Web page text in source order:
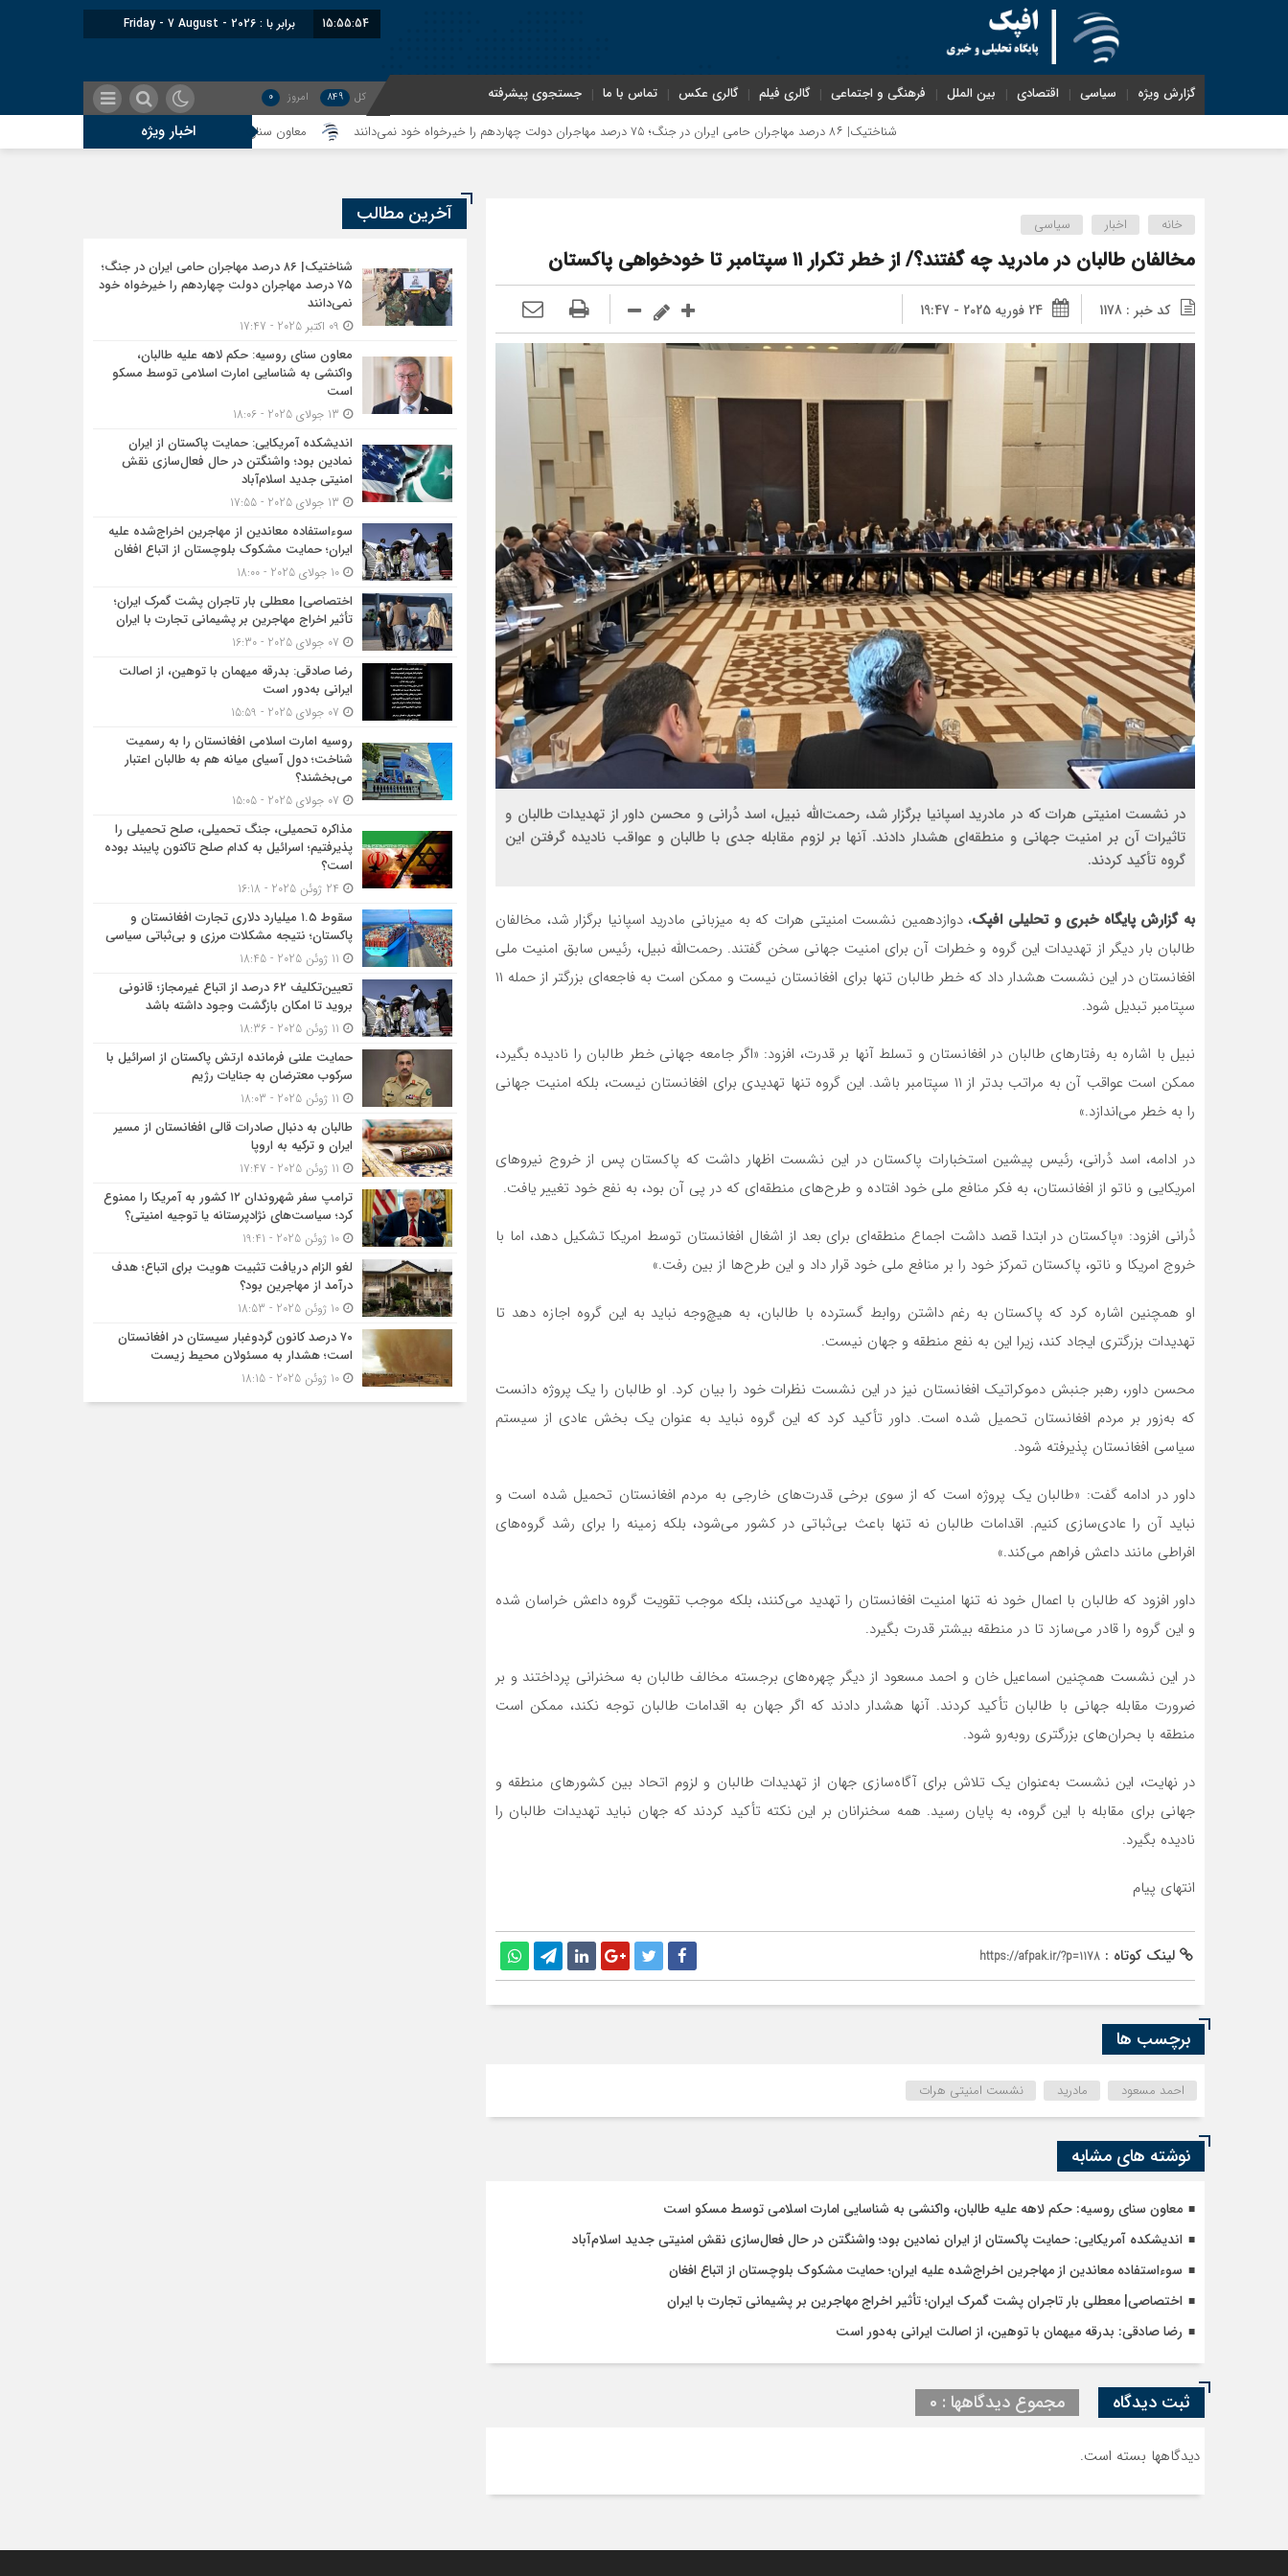
15:55:55 برابر با : Friday - 7 August - 2026
گزارش ویژه سیاسی اقتصادی بین الملل فرهنگی و اجتماعی گالری فیلم گالری عکس تماس با ما جستجوی پیشرفته کل 849 امروز 0
اخبار ویژه
معاون سنای روسیه: حکم لاهه علیه طالبان، واکنشی به شناسایی امارت
خانه اخبار سیاسی
مخالفان طالبان در مادرید چه گفتند؟/ از خطر تکرار ۱۱ سپتامبر تا خودخواهی پاکستان
کد خبر : 1178 24 فوریه 2025 - 19:47
در نشست امنیتی هرات که در مادرید اسپانیا برگزار شد، رحمت‌الله نبیل، اسد دُرانی و محسن داور از تهدیدات طالبان و
تاثیرات آن بر امنیت جهانی و منطقه‌ای هشدار دادند. آنها بر لزوم مقابله جدی با طالبان و عواقب نادیده گرفتن این
گروه تأکید کردند.
به گزارش پایگاه خبری و تحلیلی افپک، دوازدهمین نشست امنیتی هرات که به میزبانی مادرید اسپانیا برگزار شد، مخالفان
طالبان بار دیگر از تهدیدات این گروه و خطرات آن برای امنیت جهانی سخن گفتند. رحمت‌الله نبیل، رئیس سابق امنیت ملی
افغانستان در این نشست هشدار داد که خطر طالبان تنها برای افغانستان نیست و ممکن است به فاجعه‌ای بزرگتر از حمله ۱۱
سپتامبر تبدیل شود.
نبیل با اشاره به رفتارهای طالبان در افغانستان و تسلط آنها بر قدرت، افزود: «اگر جامعه جهانی خطر طالبان را نادیده بگیرد،
ممکن است عواقب آن به مراتب بدتر از ۱۱ سپتامبر باشد. این گروه تنها تهدیدی برای افغانستان نیست، بلکه امنیت جهانی
را به خطر می‌اندازد.»
در ادامه، اسد دُرانی، رئیس پیشین استخبارات پاکستان در این نشست اظهار داشت که پاکستان پس از خروج نیروهای
امریکایی و ناتو از افغانستان، به فکر منافع ملی خود افتاده و طرح‌های منطقه‌ای که در پی آن بود، به نفع خود تغییر یافت.
دُرانی افزود: «پاکستان در ابتدا قصد داشت اجماع منطقه‌ای برای بعد از اشغال افغانستان توسط امریکا تشکیل دهد، اما با
خروج امریکا و ناتو، پاکستان تمرکز خود را بر منافع ملی خود قرار داد و این طرح‌ها از بین رفت.»
او همچنین اشاره کرد که پاکستان به رغم داشتن روابط گسترده با طالبان، به هیچ‌وجه نباید به این گروه اجازه دهد تا
تهدیدات بزرگتری ایجاد کند، زیرا این به نفع منطقه و جهان نیست.
محسن داور، رهبر جنبش دموکراتیک افغانستان نیز در این نشست نظرات خود را بیان کرد. او طالبان را یک پروژه دانست
که به‌زور بر مردم افغانستان تحمیل شده است. داور تأکید کرد که این گروه نباید به عنوان یک بخش عادی از سیستم
سیاسی افغانستان پذیرفته شود.
داور در ادامه گفت: «طالبان یک پروژه است که از سوی برخی قدرت‌های خارجی به مردم افغانستان تحمیل شده است و
نباید آن را عادی‌سازی کنیم. اقدامات طالبان نه تنها باعث بی‌ثباتی در کشور می‌شود، بلکه زمینه را برای رشد گروه‌های
افراطی مانند داعش فراهم می‌کند.»
داور افزود که طالبان با اعمال خود نه تنها امنیت افغانستان را تهدید می‌کنند، بلکه موجب تقویت گروه داعش خراسان شده
و این گروه را قادر می‌سازد تا در منطقه بیشتر قدرت بگیرد.
در این نشست همچنین اسماعیل خان و احمد مسعود از دیگر چهره‌های برجسته مخالف طالبان به سخنرانی پرداختند و بر
ضرورت مقابله جهانی با طالبان تأکید کردند. آنها هشدار دادند که اگر جهان به اقدامات طالبان توجه نکند، ممکن است
منطقه با بحران‌های بزرگتری روبه‌رو شود.
در نهایت، این نشست به‌عنوان یک تلاش برای آگاه‌سازی جهان از تهدیدات طالبان و لزوم اتحاد بین کشورهای منطقه و
جهانی برای مقابله با این گروه، به پایان رسید. همه سخنرانان بر این نکته تأکید کردند که جهان نباید تهدیدات طالبان را
نادیده بگیرد.
انتهای پیام
لینک کوتاه : https://afpak.ir/?p=1178
برچسب ها
احمد مسعود مادرید نشست امنیتی هرات
نوشته های مشابه
معاون سنای روسیه: حکم لاهه علیه طالبان، واکنشی به شناسایی امارت اسلامی توسط مسکو است
اندیشکده آمریکایی: حمایت پاکستان از ایران نمادین بود؛ واشنگتن در حال فعال‌سازی نقش امنیتی جدید اسلام‌آباد
سوءاستفاده معاندین از مهاجرین اخراج‌شده علیه ایران؛ حمایت مشکوک بلوچستان از اتباع افغان
اختصاصی| معطلی بار تاجران پشت گمرک ایران؛ تأثیر اخراج مهاجرین بر پشیمانی تجارت با ایران
رضا صادقی: بدرقه میهمان با توهین، از اصالت ایرانی به‌دور است
ثبت دیدگاه مجموع دیدگاهها : 0
دیدگاهها بسته است.
آخرین مطالب
شناختیک| ۸۶ درصد مهاجران حامی ایران در جنگ؛
۷۵ درصد مهاجران دولت چهاردهم را خیرخواه خود
نمی‌دانند
معاون سنای روسیه: حکم لاهه علیه طالبان،
واکنشی به شناسایی امارت اسلامی توسط مسکو
است
اندیشکده آمریکایی: حمایت پاکستان از ایران
نمادین بود؛ واشنگتن در حال فعال‌سازی نقش
امنیتی جدید اسلام‌آباد
سوءاستفاده معاندین از مهاجرین اخراج‌شده علیه
ایران؛ حمایت مشکوک بلوچستان از اتباع افغان
10 جولای 2025 - 18:00
اختصاصی| معطلی بار تاجران پشت گمرک ایران؛
تأثیر اخراج مهاجرین بر پشیمانی تجارت با ایران
رضا صادقی: بدرقه میهمان با توهین، از اصالت
ایرانی به‌دور است
روسیه امارت اسلامی افغانستان را به رسمیت
شناخت؛ دول آسیای میانه هم به طالبان اعتبار
می‎‌بخشند؟
مذاکره تحمیلی، جنگ تحمیلی، صلح تحمیلی را
پذیرفتیم؛ اسرائیل به کدام صلح تاکنون پایبند بوده
است؟
سقوط ۱.۵ میلیارد دلاری تجارت افغانستان و
پاکستان؛ نتیجه مشکلات مرزی و بی‌ثباتی سیاسی
تعیین‌تکلیف ۶۲ درصد از اتباع غیرمجاز؛ قانونی
بروید تا امکان بازگشت وجود داشته باشد
حمایت علنی فرمانده ارتش پاکستان از اسرائیل با
سرکوب معترضان به جنایات رژیم
طالبان به دنبال صادرات قالی افغانستان از مسیر
ایران و ترکیه به اروپا
ترامپ سفر شهروندان ۱۲ کشور به آمریکا را ممنوع
کرد؛ سیاست‌های نژادپرستانه یا توجیه امنیتی؟
10 ژوئن 2025 - 19:41
لغو الزام دریافت تثبیت هویت برای اتباع؛ هدف
درآمد از مهاجرین بود؟
10 ژوئن 2025 - 18:53
۷۰ درصد کانون گردوغبار سیستان در افغانستان
است؛ هشدار به مسئولان محیط زیست
10 ژوئن 2025 - 18:15